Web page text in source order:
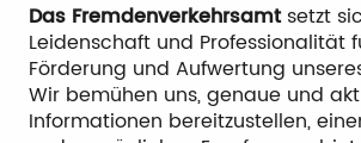
Das Fremdenverkehrsamtsetzt
Leidenschaft und Professionalität
Förderung und Aufwertung
Wir bemühen uns, genaue und
Informationen bereitzustellen,